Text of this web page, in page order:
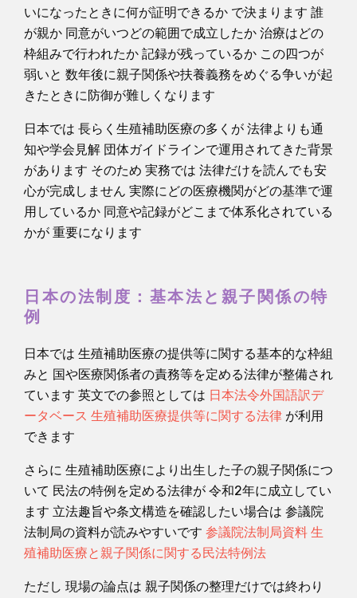
いになったときに何が証明できるか で決まります 誰
が親か 同意がいつどの範囲で成立したか 治療はどの
枠組みで行われたか 記録が残っているか この四つが
弱いと 数年後に親子関係や扶養義務をめぐる争いが起
きたときに防御が難しくなります
日本では 長らく生殖補助医療の多くが 法律よりも通
知や学会見解 団体ガイドラインで運用されてきた背景
があります そのため 実務では 法律だけを読んでも安
心が完成しません 実際にどの医療機関がどの基準で運
用しているか 同意や記録がどこまで体系化されている
かが 重要になります
日本の法制度：基本法と親子関係の特
例
日本では 生殖補助医療の提供等に関する基本的な枠組
みと 国や医療関係者の責務等を定める法律が整備され
ています 英文での参照としては 日本法令外国語訳デ
ータベース 生殖補助医療提供等に関する法律 が利用
できます
さらに 生殖補助医療により出生した子の親子関係につ
いて 民法の特例を定める法律が 令和2年に成立してい
ます 立法趣旨や条文構造を確認したい場合は 参議院
法制局の資料が読みやすいです 参議院法制局資料 生
殖補助医療と親子関係に関する民法特例法
ただし 現場の論点は 親子関係の整理だけでは終わり